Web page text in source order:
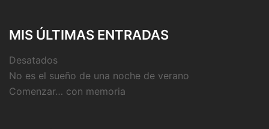
MIS ÚLTIMAS ENTRADAS
Desatados
No es el sueño de una noche de verano
Comenzar… con memoria